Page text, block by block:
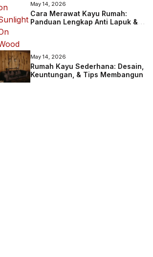
May 14, 2026
Cara Merawat Kayu Rumah:
Panduan Lengkap Anti Lapuk &
May 14, 2026
Rumah Kayu Sederhana: Desain,
Keuntungan, & Tips Membangun